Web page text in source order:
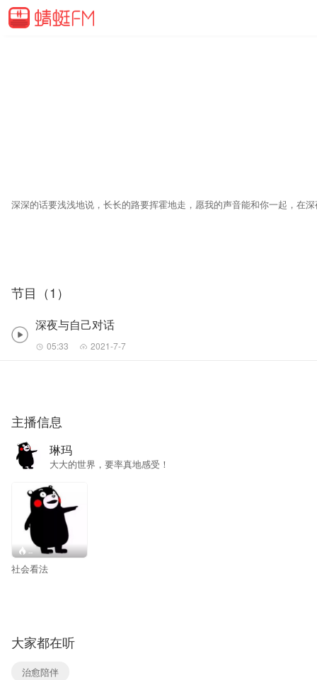
深深的话要浅浅地说，长长的路要挥霍地走，愿我的声音能和你一起，在
节目（1）
深夜与自己对话
05:33 2021-7-7
主播信息
琳玛
大大的世界，要率真地感受！
--
社会看法
大家都在听
治愈陪伴